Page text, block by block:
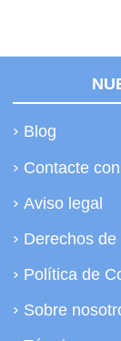
Blog
Contacte
Aviso legal
Derechos
Política de
Sobre